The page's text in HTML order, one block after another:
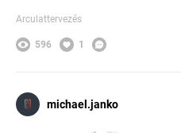
Arculattervezés
596 1
michael.janko